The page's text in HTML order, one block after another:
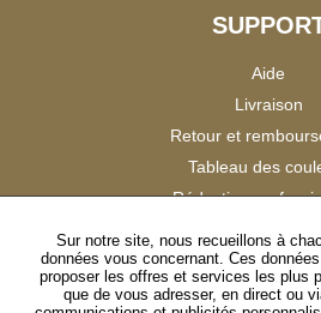
Aide
Livraison
Retour et
Tableau des
Réduction
Satisfaction
Sur notre site, nous recueillons à
données vous concernant. Ces
proposer les offres et services les plus
que de vous adresser, en direct ou